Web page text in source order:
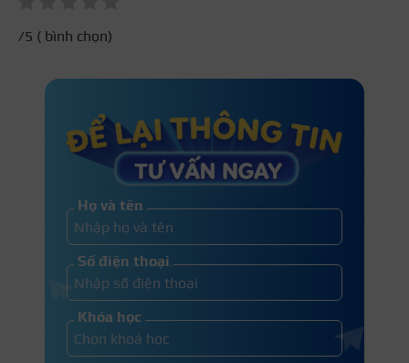
/5 ( bình chọn)
Họ và tên
Số điện thoại
Khóa học